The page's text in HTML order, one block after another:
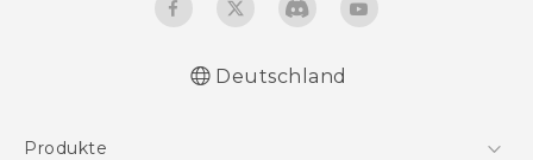
Deutschland
Produkte